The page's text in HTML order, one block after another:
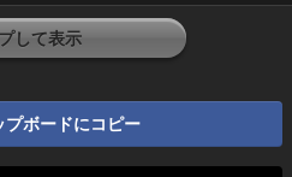
して表示
プボードにコピー